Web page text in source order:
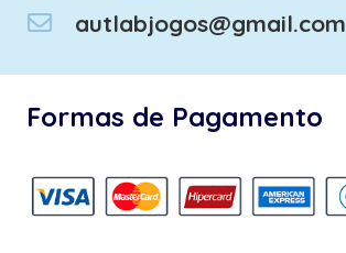
autlabjogos@gmail.com
Formas de Pagamento